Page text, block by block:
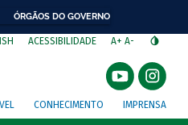
ÓRGÃOS DO GOVERNO
ACESSIBILIDADE A+ A-
CONHECIMENTO IMPRENSA